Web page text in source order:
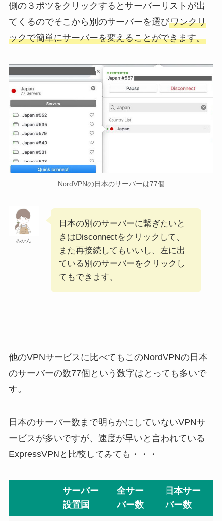
側の３ポツをクリックするとサーバーリストが出
てくるのでそこから別のサーバーを選びワンクリ
ックで簡単にサーバーを変えることができます。
NordVPNの日本のサーバーは77個
みかん
日本の別のサーバーに繋ぎたいと
きはDisconnectをクリックして、
また再接続してもいいし、左に出
ている別のサーバーをクリックし
てもできます。
他のVPNサービスに比べてもこのNordVPNの日本
のサーバーの数77個という数字はとっても多いで
す。
日本のサーバー数まで明らかにしていないVPNサ
ービスが多いですが、速度が早いと言われている
ExpressVPNと比較してみても・・・
サーバー
設置国
全サー
バー数
日本サー
バー数